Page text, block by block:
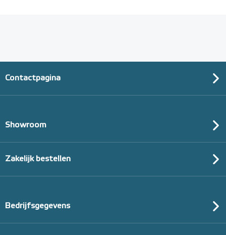
Contactpagina
Showroom
Zakelijk bestellen
Bedrijfsgegevens